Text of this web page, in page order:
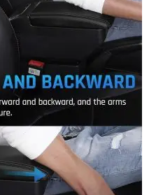
Fabia 1
Fabia 2
Octavia 1
Octavia 2
Octavia 3
Rapid
Superb 1
Superb 2
Avensis T25
3